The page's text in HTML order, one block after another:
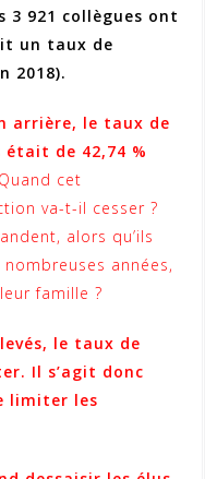
921 collègues ont
un taux de
2018).
arrière, le taux de
de 42,74 %
Quand cet
va-t-il cesser ?
alors qu’ils
années,
famille ?
le taux de
Il s’agit donc
limiter les